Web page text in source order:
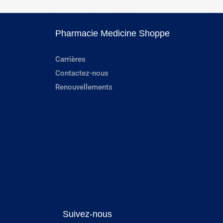
Pharmacie Medicine Shoppe
Carrières
Contactez-nous
Renouvellements
Suivez-nous